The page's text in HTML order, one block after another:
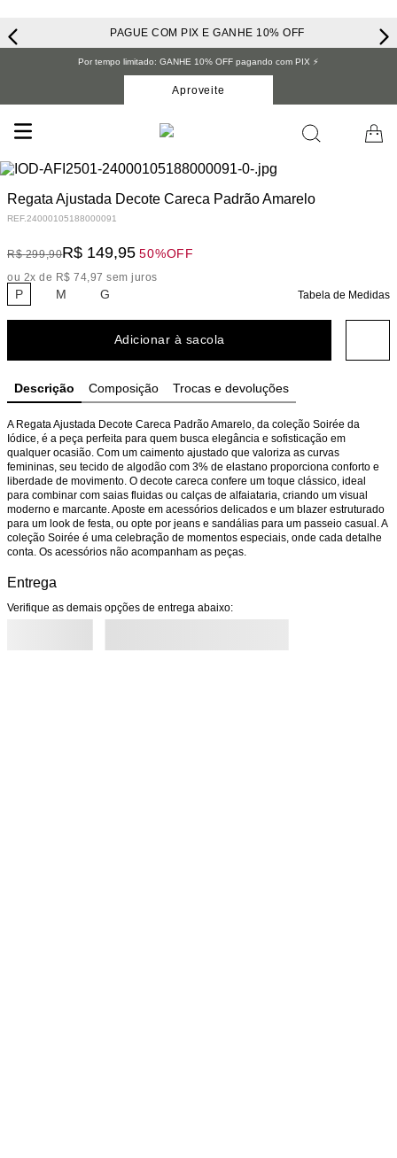
PAGUE COM PIX E GANHE 10% OFF
Por tempo limitado: GANHE 10% OFF pagando com PIX ⚡️
Aproveite
Regata Ajustada Decote Careca Padrão Amarelo
REF.24000105188000091
R$ 299,90R$ 149,95 50%OFF
ou 2x de R$ 74,97 sem juros
P M G Tabela de Medidas
Adicionar à sacola
Descrição Composição Trocas e devoluções
A Regata Ajustada Decote Careca Padrão Amarelo, da coleção Soirée da
Iódice, é a peça perfeita para quem busca elegância e sofisticação em
qualquer ocasião. Com um caimento ajustado que valoriza as curvas
femininas, seu tecido de algodão com 3% de elastano proporciona conforto e
liberdade de movimento. O decote careca confere um toque clássico, ideal
para combinar com saias fluidas ou calças de alfaiataria, criando um visual
moderno e marcante. Aposte em acessórios delicados e um blazer estruturado
para um look de festa, ou opte por jeans e sandálias para um passeio casual. A
coleção Soirée é uma celebração de momentos especiais, onde cada detalhe
conta. Os acessórios não acompanham as peças.
Entrega
Verifique as demais opções de entrega abaixo: